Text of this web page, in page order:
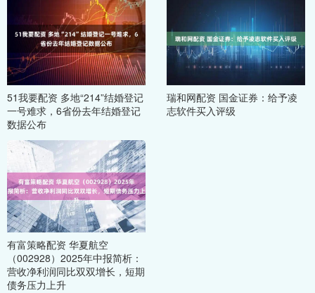
51我要配资 多地“214”结婚登记
一号难求，6省份去年结婚登记
数据公布
瑞和网配资 国金证券：给予凌
志软件买入评级
有富策略配资 华夏航空
（002928）2025年中报简析：
营收净利润同比双双增长，短期
债务压力上升